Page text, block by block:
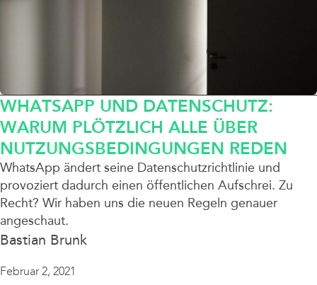
WHATSAPP UND DATENSCHUTZ:
WARUM PLÖTZLICH ALLE ÜBER
NUTZUNGSBEDINGUNGEN REDEN
WhatsApp ändert seine Datenschutzrichtlinie und
provoziert dadurch einen öffentlichen Aufschrei. Zu
Recht? Wir haben uns die neuen Regeln genauer
angeschaut.
Bastian Brunk
Februar 2, 2021